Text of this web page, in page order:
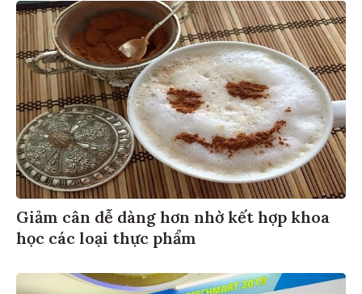
Giảm cân dễ dàng hơn nhờ kết hợp khoa
học các loại thực phẩm